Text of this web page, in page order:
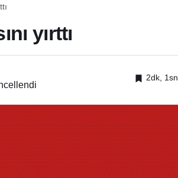
yırttı
2dk, 1sn